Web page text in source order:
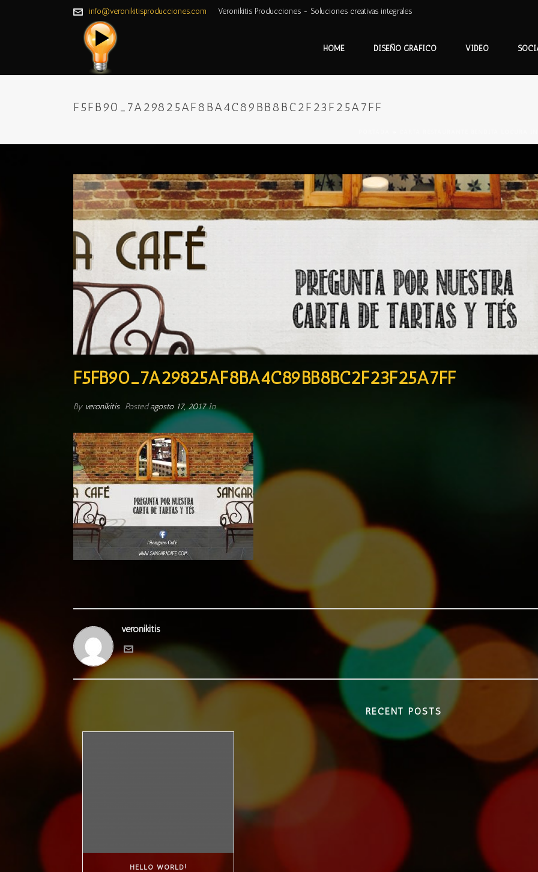
info@veronikitisproducciones.com Veronikitis Producciones - Soluciones creativas integrales
HOME DISEÑO GRÁFICO VIDEO
F5FB90_7A29825AF8BA4C89BB8BC2F23F25A7FF
F5FB90_7A29825AF8BA4C89BB8BC2F23F25A7FF
By veronikitis Postedagosto 17, 2017In
veronikitis
RECENT POSTS
HELLO WORLD!